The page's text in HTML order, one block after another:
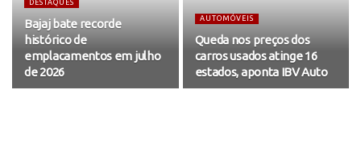
DESTAQUES
Bajaj bate recorde
histórico de
emplacamentos em julho
de 2026
AUTOMÓVEIS
Queda nos preços dos
carros usados atinge 16
estados, aponta IBV Auto